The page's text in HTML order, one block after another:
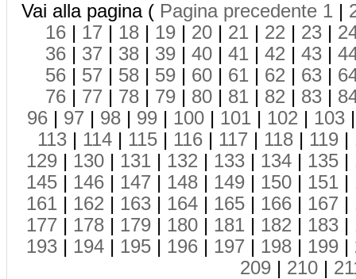
Vai alla pagina ( Pagina precedente 1 |
16 | 17 | 18 | 19 | 20 | 21 | 22 | 23 |
36 | 37 | 38 | 39 | 40 | 41 | 42 | 43 |
56 | 57 | 58 | 59 | 60 | 61 | 62 | 63 |
76 | 77 | 78 | 79 | 80 | 81 | 82 | 83 |
96 | 97 | 98 | 99 | 100 | 101 | 102 | 103
113 | 114 | 115 | 116 | 117 | 118 | 119 |
129 | 130 | 131 | 132 | 133 | 134 | 135 |
145 | 146 | 147 | 148 | 149 | 150 | 151 |
161 | 162 | 163 | 164 | 165 | 166 | 167 |
177 | 178 | 179 | 180 | 181 | 182 | 183 |
193 | 194 | 195 | 196 | 197 | 198 | 199 |
209 | 210 |